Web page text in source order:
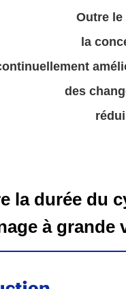
Outre le
la
des
la durée du
à grande